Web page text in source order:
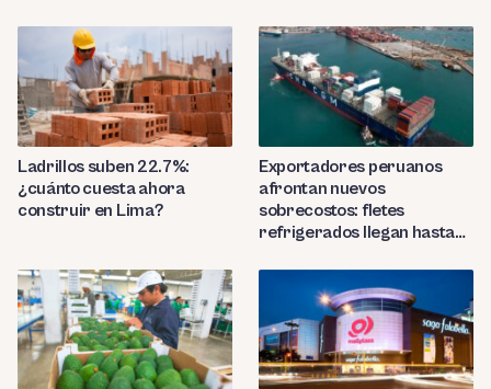
Ladrillos suben 22.7%:
¿cuánto cuesta ahora
construir en Lima?
Exportadores peruanos
afrontan nuevos
sobrecostos: fletes
refrigerados llegan hasta